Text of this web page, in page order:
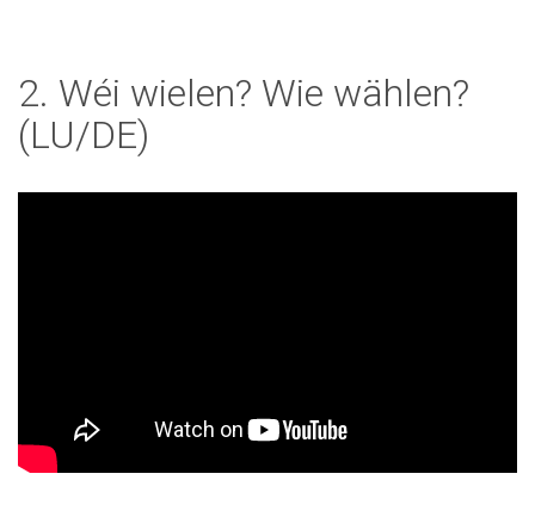
2. Wéi wielen? Wie wählen?
(LU/DE)